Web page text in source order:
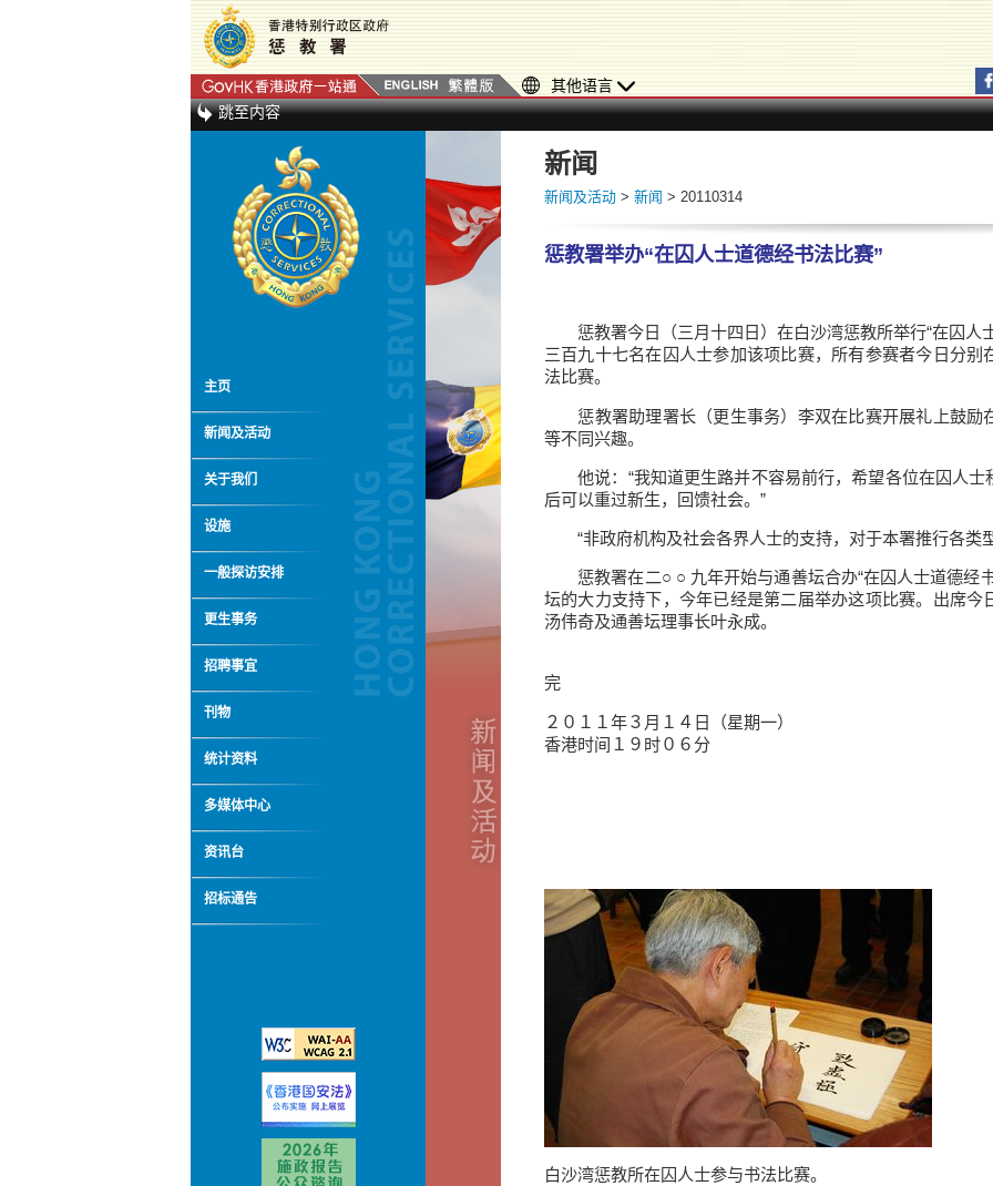
其他语言
跳至内容
主页
新闻及活动
关于我们
设施
一般探访安排
更生事务
招聘事宜
刊物
统计资料
多媒体中心
资讯台
招标通告
新闻
新闻及活动 > 新闻 > 20110314
惩教署举办“在囚人士道德经书法比赛”
惩教署今日（三月十四日）在白沙湾惩教所举行“在囚人
三百九十七名在囚人士参加该项比赛，所有参赛者今日分
法比赛。
惩教署助理署长（更生事务）李双在比赛开展礼上鼓励
等不同兴趣。
他说：“我知道更生路并不容易前行，希望各位在囚人士
后可以重过新生，回馈社会。”
“非政府机构及社会各界人士的支持，对于本署推行各类
惩教署在二○ ○ 九年开始与通善坛合办“在囚人士道德经
坛的大力支持下，今年已经是第二届举办这项比赛。出席今
汤伟奇及通善坛理事长叶永成。
完
２０１１年３月１４日（星期一）
香港时间１９时０６分
白沙湾惩教所在囚人士参与书法比赛。